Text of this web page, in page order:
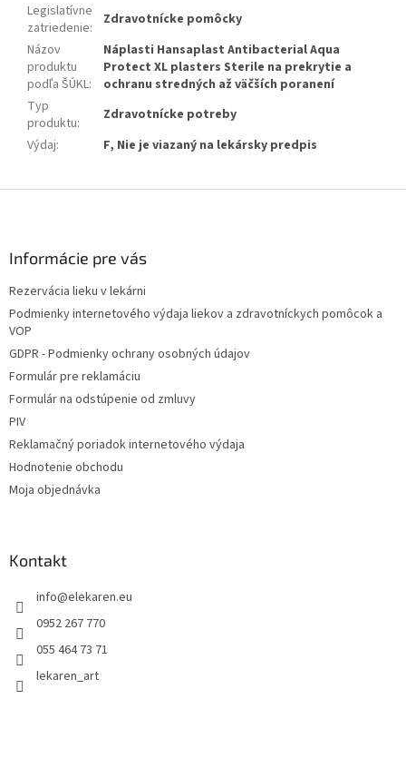
Legislatívne
zatriedenie:
Zdravotnícke pomôcky
Názov
produktu
podľa ŠÚKL:
Náplasti Hansaplast Antibacterial Aqua
Protect XL plasters Sterile na prekrytie a
ochranu stredných až väčších poranení
Typ
produktu:
Zdravotnícke potreby
Výdaj: F, Nie je viazaný na lekársky predpis
Informácie pre vás
Rezervácia lieku v lekárni
Podmienky internetového výdaja liekov a zdravotníckych pomôcok a
VOP
GDPR - Podmienky ochrany osobných údajov
Formulár pre reklamáciu
Formulár na odstúpenie od zmluvy
PIV
Reklamačný poriadok internetového výdaja
Hodnotenie obchodu
Moja objednávka
Kontakt
info@elekaren.eu
0952 267 770
055 464 73 71
lekaren_art